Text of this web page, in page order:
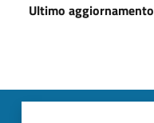
Ultimo aggiornamento